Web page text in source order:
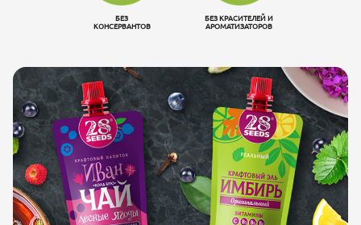
БЕЗ
КОНСЕРВАНТОВ
БЕЗ КРАСИТЕЛЕЙ И
АРОМАТИЗАТОРОВ